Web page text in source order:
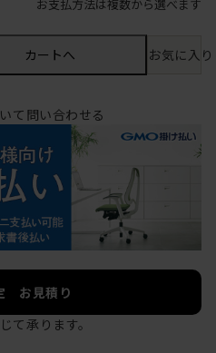
お支払方法は複数から選べます
カートへ お気に入
て問い合わせる
お見積り
て承ります。